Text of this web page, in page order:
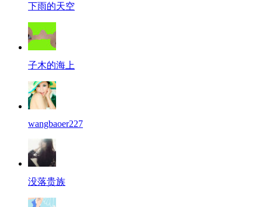
下雨的天空
子木的海上
wangbaoer227
没落贵族